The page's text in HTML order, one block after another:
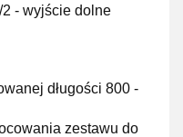
2 - wyjście dolne
długości 800 -
zestawu do